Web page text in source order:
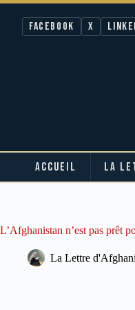
Facebook X
ACCUEIL LA
L’Afghanistan n’est pas prêt
La Lettre